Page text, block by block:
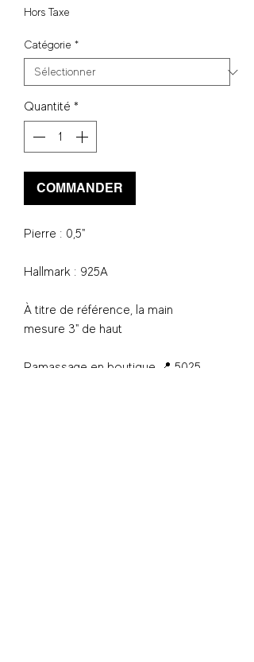
Hors Taxe
Catégorie *
Quantité *
COMMANDER
Pierre : 0,5"
Hallmark : 925A
À titre de référence, la main
mesure 3" de haut
Ramassage en boutique 📍 5025